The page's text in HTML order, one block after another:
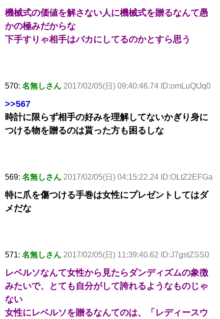
機械式の価値を解さない人に機械式を贈るなんて愚
かの極みだからな
下手すりゃ相手はバカにしてるのかとすら思う
570: 名無しさん 2017/02/05(日) 09:40:46.74 ID:omLuQtJq0
>>567
時計に限らず相手の好みを理解してないかぎり身に
つける物を贈るのは貰った方も困るしな
569: 名無しさん 2017/02/05(日) 04:15:22.24 ID:OLtZ2EFGa
特に爪を傷つける手巻は女性にプレゼントしてはダ
メだな
571: 名無しさん 2017/02/05(日) 11:39:40.62 ID:J7gstZSS0
レベルソなんて女性から見たらダンディズムの象徴
みたいで、とても自分がして誇れるようなものじゃ
ない
女性にレベルソを贈るなんてのは、「レディースウ